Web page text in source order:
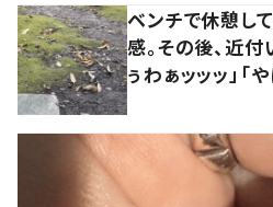
ベンチで休憩し
感。その後、近
ぅわぁッッッ」「